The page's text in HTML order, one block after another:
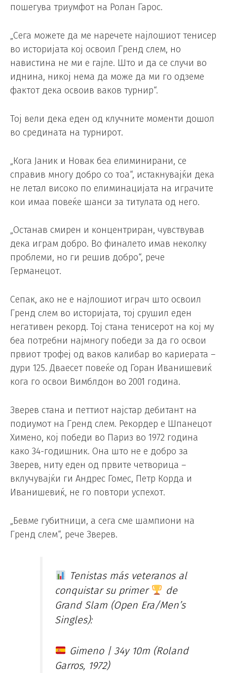
пошегува триумфот на Ролан Гарос.
„Сега можете да ме наречете најлошиот тенисер
во историјата кој освоил Гренд слем, но
навистина не ми е гајле. Што и да се случи во
иднина, никој нема да може да ми го одземе
фактот дека освоив ваков турнир“.
Тој вели дека еден од клучните моменти дошол
во средината на турнирот.
„Кога Јаник и Новак беа елиминирани, се
справив многу добро со тоа“, истакнувајќи дека
не летал високо по елиминацијата на играчите
кои имаа повеќе шанси за титулата од него.
„Останав смирен и концентриран, чувствував
дека играм добро. Во финалето имав неколку
проблеми, но ги решив добро“, рече
Германецот.
Сепак, ако не е најлошиот играч што освоил
Гренд слем во историјата, тој срушил еден
негативен рекорд. Тој стана тенисерот на кој му
беа потребни најмногу победи за да го освои
првиот трофеј од ваков калибар во кариерата –
дури 125. Дваесет повеќе од Горан Иванишевиќ
кога го освои Вимблдон во 2001 година.
Зверев стана и петтиот најстар дебитант на
подиумот на Гренд слем. Рекордер е Шпанецот
Химено, кој победи во Париз во 1972 година
како 34-годишник. Она што не е добро за
Зверев, ниту еден од првите четворица –
вклучувајќи ги Андрес Гомес, Петр Корда и
Иванишевиќ, не го повтори успехот.
„Бевме губитници, а сега сме шампиони на
Гренд слем“, рече Зверев.
Tenistas más veteranos al
conquistar su primer
de
Grand Slam (Open Era/Men’s
Singles):
Gimeno | 34y 10m (Roland
Garros, 1972)